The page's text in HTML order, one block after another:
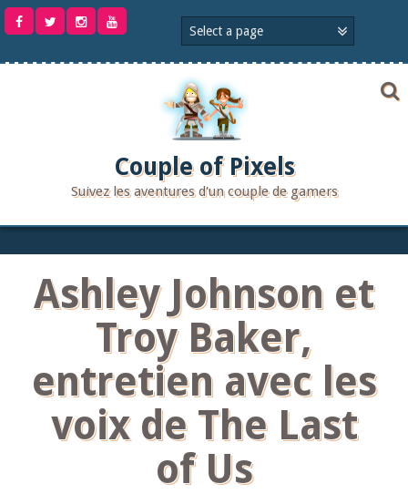
Aller
Couple of Pixels
Suivez les aventures d'un couple de gamers
Ashley Johnson et
Troy Baker,
entretien avec les
voix de The Last
of Us